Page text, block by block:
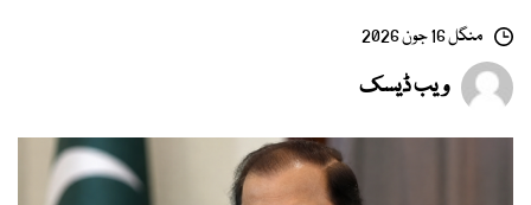
منگل 16 جون 2026
ویب ڈیسک